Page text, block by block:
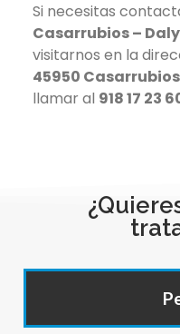
Si necesitas
Casarrubios –
visitarnos en la
45950
llamar al 918 17 23